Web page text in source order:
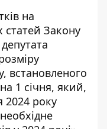
на
статей Закону
встановленого
1 січня, який,
2024 року